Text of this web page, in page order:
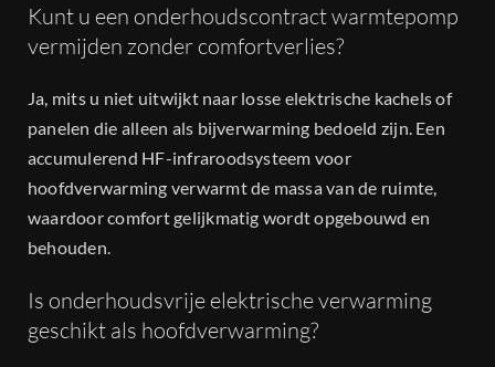
Kunt u een onderhoudscontract warmtepomp
vermijden zonder comfortverlies?
Ja, mits u niet uitwijkt naar losse elektrische kachels of
panelen die alleen als bijverwarming bedoeld zijn. Een
accumulerend HF-infraroodsysteem voor
hoofdverwarming verwarmt de massa van de ruimte,
waardoor comfort gelijkmatig wordt opgebouwd en
behouden.
Is onderhoudsvrije elektrische verwarming
geschikt als hoofdverwarming?